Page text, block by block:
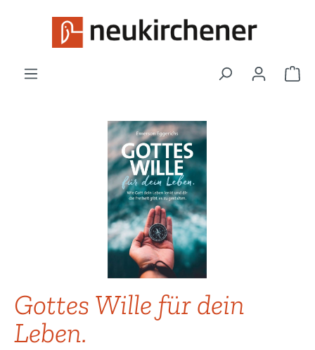
Zum Hauptinhalt springen
Bildergalerie überspringen
Gottes Wille für dein
Leben.